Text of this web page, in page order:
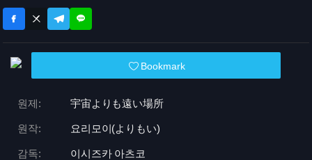
Bookmark
원제: 宇宙よりも遠い場所
원작: 요리모이(よりもい)
감독: 이시즈카 아츠코